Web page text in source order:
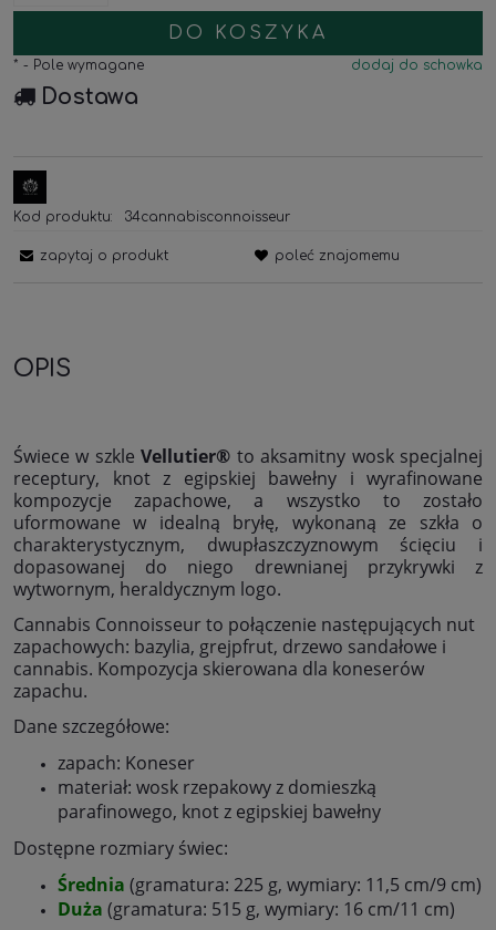
DO KOSZYKA
dodaj do schowka
* - Pole wymagane
Dostawa
Kod produktu: 34cannabisconnoisseur
zapytaj o produkt poleć znajomemu
OPIS
Świece w szkleVellutier® to aksamitny wosk specjalnej
receptury, knot z egipskiej bawełny i wyrafinowane
kompozycje zapachowe, a wszystko to zostało
uformowane w idealną bryłę, wykonaną ze szkła o
charakterystycznym, dwupłaszczyznowym ścięciu i
dopasowanej do niego drewnianej przykrywki z
wytwornym, heraldycznym logo.
Cannabis Connoisseur to połączenie następujących nut
zapachowych: bazylia, grejpfrut, drzewo sandałowe i
cannabis. Kompozycja skierowana dla koneserów
zapachu.
Dane szczegółowe:
zapach: Koneser
materiał: wosk rzepakowy z domieszką
parafinowego, knot z egipskiej bawełny
Dostępne rozmiary świec:
Średnia (gramatura: 225 g, wymiary: 11,5 cm/9 cm)
Duża (gramatura: 515 g, wymiary: 16 cm/11 cm)